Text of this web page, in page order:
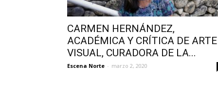
CARMEN HERNÁNDEZ,
ACADÉMICA Y CRÍTICA DE ARTE
VISUAL, CURADORA DE LA...
Escena Norte - marzo 2, 2020